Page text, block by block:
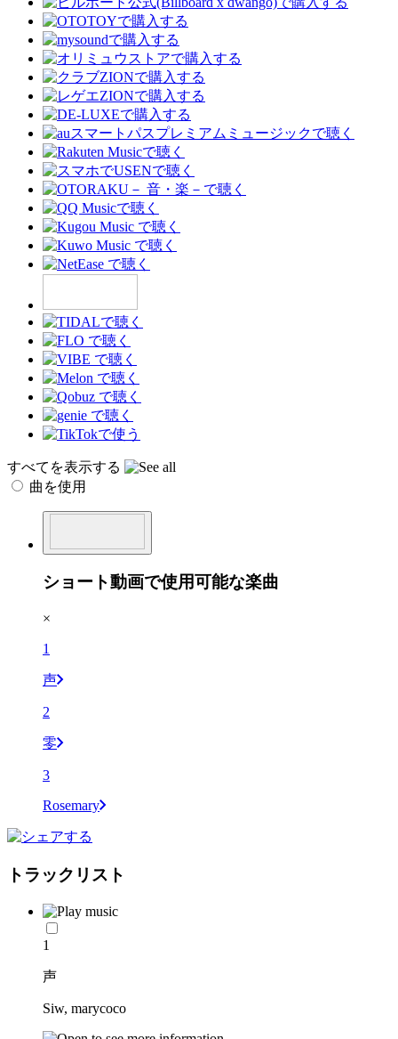
すべてを表示する
曲を使用
ショート動画で使用可能な楽曲
×
1
声
2
零
3
Rosemary
トラックリスト
1
声
Siw, marycoco